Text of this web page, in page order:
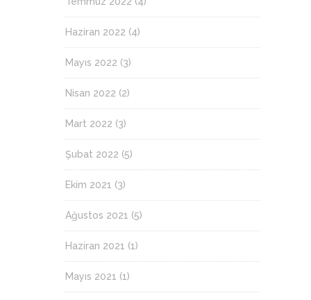
Haziran 2022 (4)
Mayıs 2022 (3)
Nisan 2022 (2)
Mart 2022 (3)
Şubat 2022 (5)
Ekim 2021 (3)
Ağustos 2021 (5)
Haziran 2021 (1)
Mayıs 2021 (1)